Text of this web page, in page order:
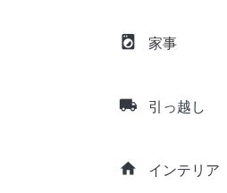
local_laundry_service 家事
local_shipping 引っ越し
home インテリア